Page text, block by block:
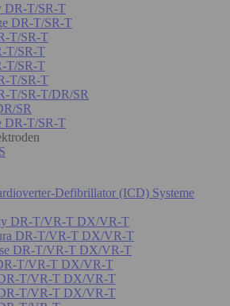
DR-T/SR-T
DR-T/SR-T
T/SR-T
T/SR-T
T/SR-T
T/SR-T
T/SR-T/DR/SR
SR
DR-T/SR-T
Defibrillator (ICD) Systeme
DR-T/VR-T DX/VR-T
DR-T/VR-T DX/VR-T
DR-T/VR-T DX/VR-T
T/VR-T DX/VR-T
T/VR-T DX/VR-T
T/VR-T DX/VR-T